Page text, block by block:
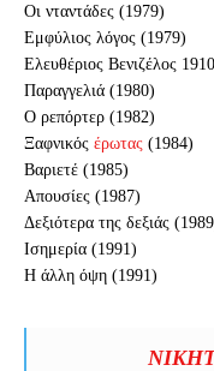
Οι νταντάδες (1979)
Εμφύλιος λόγος (1979)
Ελευθέριος Βενιζέλος
Παραγγελιά (1980)
Ο ρεπόρτερ (1982)
Ξαφνικός έρωτας (1984)
Βαριετέ (1985)
Απουσίες (1987)
Δεξιότερα της δεξιάς
Ισημερία (1991)
Η άλλη όψη (1991)